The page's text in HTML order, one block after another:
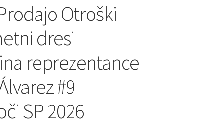
Otroški
dresi
reprezentance
#9
SP 2026